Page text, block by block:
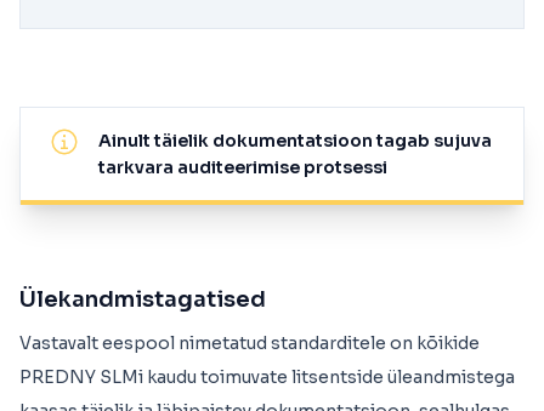
Ainult täielik dokumentatsioon tagab sujuva
tarkvara auditeerimise protsessi
Ülekandmistagatised
Vastavalt eespool nimetatud standarditele on kõikide
PREDNY SLMi kaudu toimuvate litsentside üleandmistega